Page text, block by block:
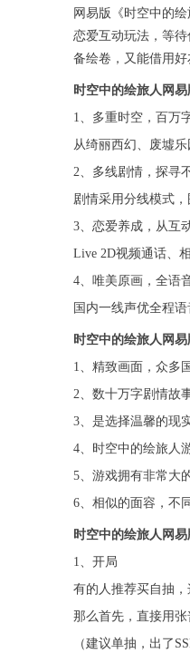
网易版《时空中的
恋爱互动玩法，等
备绘卷，又能借用
时空中的绘旅人网
1、多重时空，百万
从绮丽西幻、废墟
2、多线剧情，探寻
剧情采用分线模式
3、恋爱养成，从互
Live 2D视频通话、
4、唯美原画，全语
国内一线声优全程
时空中的绘旅人网
1、精致画面，众多
2、数十万字剧情故
3、是选择温馨的现
4、时空中的绘旅人
5、游戏拥有非常大
6、相似的面容，不
时空中的绘旅人网
1、开局
有的人推荐买自抽，
那么首先，直接用
（建议单抽，出了